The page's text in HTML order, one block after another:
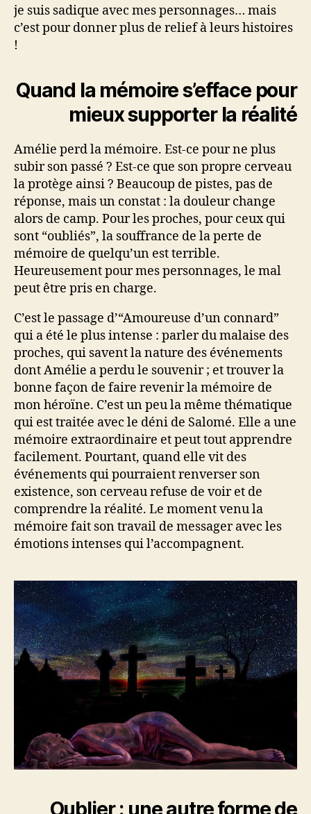
je suis sadique avec mes personnages… mais
c’est pour donner plus de relief à leurs histoires
!
Quand la mémoire s’efface pour
mieux supporter la réalité
Amélie perd la mémoire. Est-ce pour ne plus
subir son passé ? Est-ce que son propre cerveau
la protège ainsi ? Beaucoup de pistes, pas de
réponse, mais un constat : la douleur change
alors de camp. Pour les proches, pour ceux qui
sont “oubliés”, la souffrance de la perte de
mémoire de quelqu’un est terrible.
Heureusement pour mes personnages, le mal
peut être pris en charge.
C’est le passage d’“Amoureuse d’un connard”
qui a été le plus intense : parler du malaise des
proches, qui savent la nature des événements
dont Amélie a perdu le souvenir ; et trouver la
bonne façon de faire revenir la mémoire de
mon héroïne. C’est un peu la même thématique
qui est traitée avec le déni de Salomé. Elle a une
mémoire extraordinaire et peut tout apprendre
facilement. Pourtant, quand elle vit des
événements qui pourraient renverser son
existence, son cerveau refuse de voir et de
comprendre la réalité. Le moment venu la
mémoire fait son travail de messager avec les
émotions intenses qui l’accompagnent.
Oublier : une autre forme de